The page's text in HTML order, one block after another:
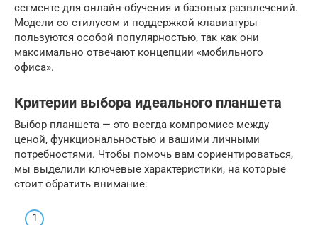
сегменте для онлайн-обучения и базовых развлечений.
Модели со стилусом и поддержкой клавиатуры
пользуются особой популярностью, так как они
максимально отвечают концепции «мобильного
офиса».
Критерии выбора идеального планшета
Выбор планшета — это всегда компромисс между
ценой, функциональностью и вашими личными
потребностями. Чтобы помочь вам сориентироваться,
мы выделили ключевые характеристики, на которые
стоит обратить внимание: